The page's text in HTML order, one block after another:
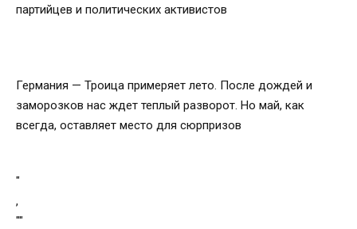
партийцев и политических активистов
Германия — Троица примеряет лето. После дождей и
заморозков нас ждет теплый разворот. Но май, как
всегда, оставляет место для сюрпризов
"
,
""